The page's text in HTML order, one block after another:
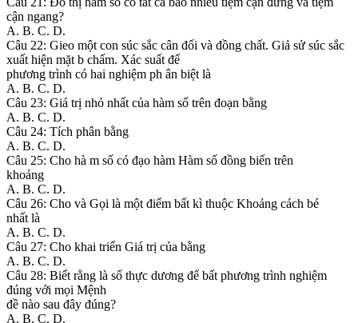
cận ngang?
A. B. C. D.
Câu 22: Gieo một con súc sắc cân đối và đồng chất. Giả sử súc sắc
xuất hiện mặt b chấm. Xác suất để
phương trình có hai nghiệm ph ân biệt là
A. B. C. D.
Câu 23: Giá trị nhỏ nhất của hàm số trên đoạn bằng
A. B. C. D.
Câu 24: Tích phân bằng
A. B. C. D.
Câu 25: Cho hà m số có đạo hàm Hàm số đồng biến trên
khoảng
A. B. C. D.
Câu 26: Cho và Gọi là một điểm bất kì thuộc Khoảng cách bé
nhất là
A. B. C. D.
Câu 27: Cho khai triển Giá trị của bằng
A. B. C. D.
Câu 28: Biết rằng là số thực dương để bất phương trình nghiệm
đúng với mọi Mệnh
đề nào sau đây đúng?
A. B. C. D.